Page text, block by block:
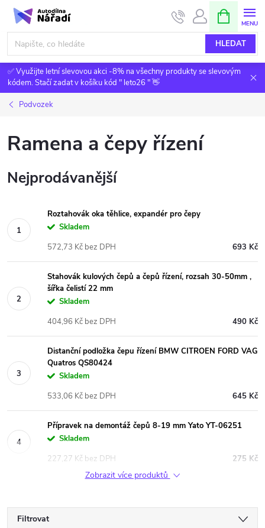
Přejít
obsah
HLEDAT
NÁKUPNÍ
KOŠÍK
✅ Využijte letní slevovou akci -8% na všechny produkty se slevovým
kódem. Stačí zadat v košíku kód " leto26 " 👋
Podvozek
Ramena a čepy řízení
Nejprodávanější
Roztahovák oka těhlice, expandér pro čepy
Skladem
693 Kč
572,73 Kč bez DPH
Stahovák kulových čepů a čepů řízení, rozsah 30-50mm ,
šířka čelistí 22 mm
Skladem
490 Kč
404,96 Kč bez DPH
Distanční podložka čepu řízení BMW CITROEN FORD VAG
Quatros QS80424
Skladem
645 Kč
533,06 Kč bez DPH
Přípravek na demontáž čepů 8-19 mm Yato YT-06251
Skladem
275 Kč
227,27 Kč bez DPH
Zobrazit více produktů
Filtrovat